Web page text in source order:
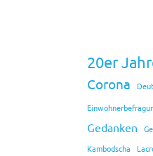
20er
Corona
Gedanken
Kambodscha